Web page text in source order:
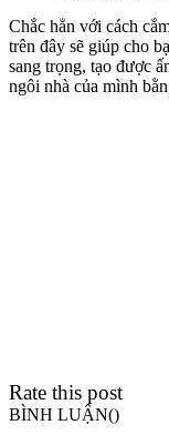
Chắc hẳn với cách
trên đây sẽ giúp cho
sang trọng, tạo được
ngôi nhà của mình
Rate this post
BÌNH LUẬN()